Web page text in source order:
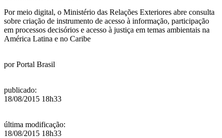
convida
cidadão
para
participar
Por meio digital, o Ministério das Relações Exteriores abre consulta
sobre criação de instrumento de acesso à informação, participação
em processos decisórios e acesso à justiça em temas ambientais na
América Latina e no Caribe
porPortal Brasil
publicado:
18/08/2015 18h33
última modificação:
18/08/2015 18h33